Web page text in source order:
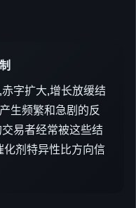
字扩大,增长放缓结
生频繁和急剧的反
易者经常被这些结
剂特异性比方向信